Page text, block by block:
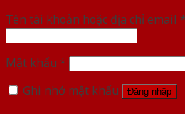
Tên tài khoản hoặc địa chỉ email *
Mật khẩu *
Ghi nhớ mật khẩu
Đăng nhập